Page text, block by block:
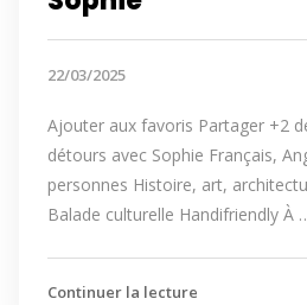
22/03/2025
Ajouter aux favoris Partager +2
détours avec Sophie Français,
personnes Histoire, art,
Balade culturelle Handifriendly À
Continuer la lecture